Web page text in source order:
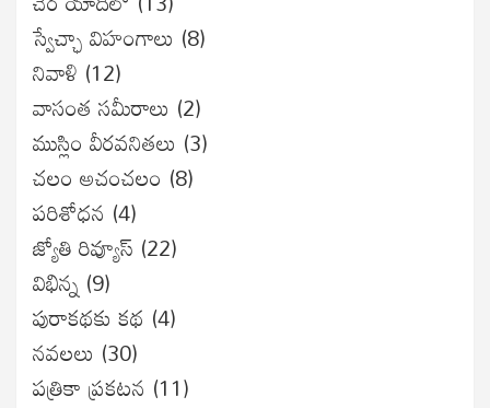
స్వేచ్ఛా విహంగాలు (8)
నివాళి (12)
వాసంత సమీరాలు (2)
ముస్లిం వీరవనితలు (3)
చలం అచంచలం (8)
ప‌రిశోధ‌న‌ (4)
జ్యోతి రివ్యూస్ (22)
విభిన్న (9)
పురాకథకు కథ (4)
నవలలు (30)
పత్రికా ప్రకటన (11)